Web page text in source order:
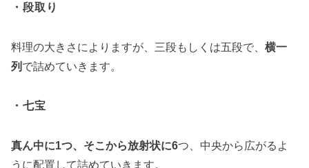
・段取り
料理の大きさによりますが、三段もしくは五段で、横一
列 で詰めていきます。
・七宝
真ん中に1つ、そこから放射状に6つ、中央から広がるよ
うに配置して詰めていきます。